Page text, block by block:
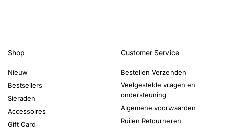
Shop
Nieuw
Bestsellers
Sieraden
Accessoires
Gift Card
Customer Service
Bestellen Verzenden
Veelgestelde vragen en
ondersteuning
Algemene voorwaarden
Ruilen Retourneren